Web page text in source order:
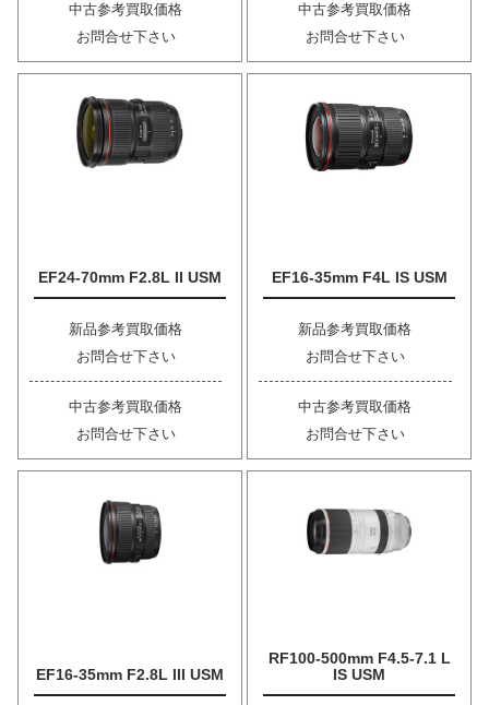
中古参考買取価格
お問合せ下さい
中古参考買取価格
お問合せ下さい
EF24-70mm F2.8L II USM
新品参考買取価格
お問合せ下さい
中古参考買取価格
お問合せ下さい
EF16-35mm F4L IS USM
新品参考買取価格
お問合せ下さい
中古参考買取価格
お問合せ下さい
EF16-35mm F2.8L III USM
RF100-500mm F4.5-7.1 L
IS USM